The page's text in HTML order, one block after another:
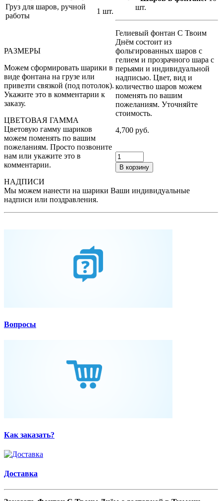
шт.
Гелиевый фонтан С Твоим
Днём состоит из
фольгированных шаров с
гелием и прозрачного шара с
перьями и индивидуальной
надписью. Цвет, вид и
количество шаров можем
поменять по вашим
пожеланиям. Уточняйте
стоимость.
4,700 руб.
В корзину
Груз для шаров, ручной
работы
1 шт.
РАЗМЕРЫ
Можем сформировать шарики в
виде фонтана на грузе или
привезти связкой (под потолок).
Укажите это в комментарии к
заказу.
ЦВЕТОВАЯ ГАММА
Цветовую гамму шариков
можем поменять по вашим
пожеланиям. Просто позвоните
нам или укажите это в
комментарии.
НАДПИСИ
Мы можем нанести на шарики Ваши индивидуальные
надписи или поздравления.
Вопросы
Как заказать?
Доставка